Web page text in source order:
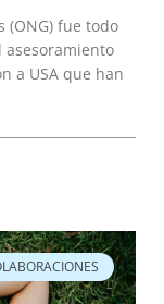
(ONG) fue todo
asesoramiento
a USA que han